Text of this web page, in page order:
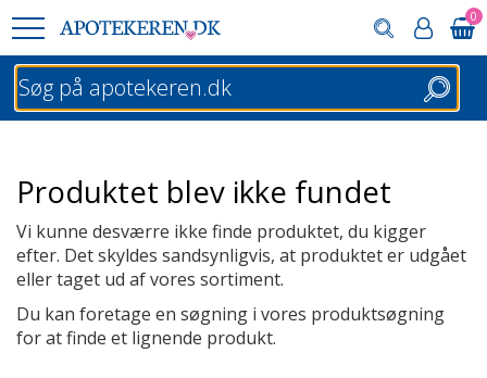
0
Søg
Produktet blev ikke fundet
Vi kunne desværre ikke finde produktet, du kigger
efter. Det skyldes sandsynligvis, at produktet er udgået
eller taget ud af vores sortiment.
Du kan foretage en søgning i vores produktsøgning
for at finde et lignende produkt.